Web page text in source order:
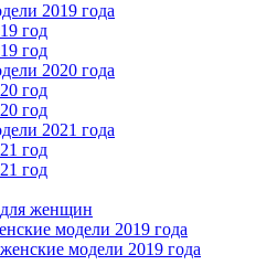
2019 года
год
год
2020 года
год
год
2021 года
год
год
женщин
модели 2019 года
модели 2019 года